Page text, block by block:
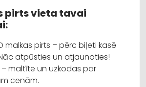
pirts vieta tavai
malkas pirts – pērc biļeti kasē
atpūsties un atjaunoties!
– maltīte un uzkodas par
cenām.